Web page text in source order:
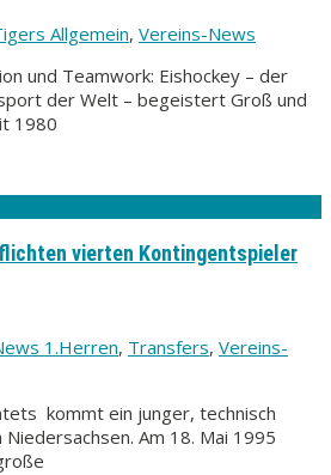
Allgemein, Vereins-News
und Teamwork: Eishockey – der
der Welt – begeistert Groß und
1980
vierten Kontingentspieler
1.Herren, Transfers, Vereins-
kommt ein junger, technisch
Am 18. Mai 1995